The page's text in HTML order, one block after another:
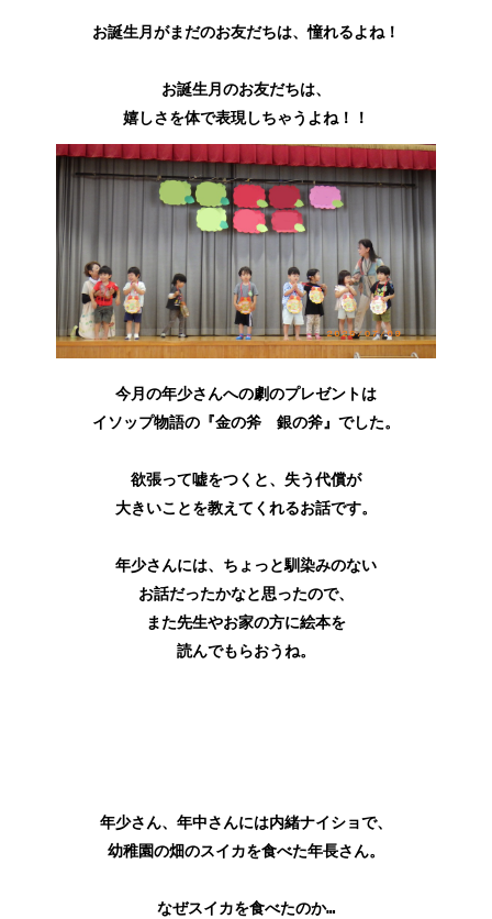
お誕生月がまだのお友だちは、憧れるよね！
お誕生月のお友だちは、
嬉しさを体で表現しちゃうよね！！
今月の年少さんへの劇のプレゼントは
イソップ物語の『金の斧 銀の斧』でした。
欲張って嘘をつくと、失う代償が
大きいことを教えてくれるお話です。
年少さんには、ちょっと馴染みのない
お話だったかなと思ったので、
また先生やお家の方に絵本を
読んでもらおうね。
年少さん、年中さんには内緒ナイショで、
幼稚園の畑のスイカを食べた年長さん。
なぜスイカを食べたのか…